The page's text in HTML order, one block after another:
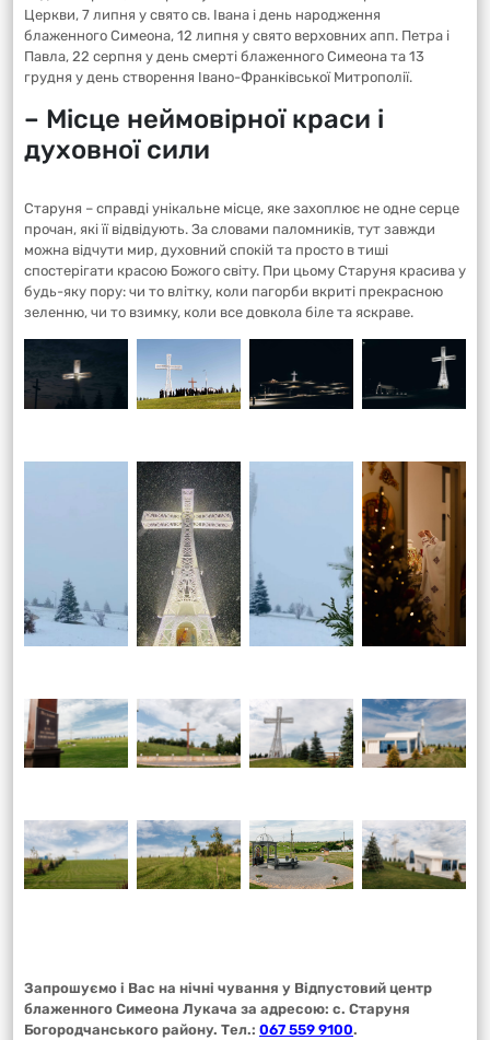
Церкви, 7 липня у свято св. Івана і день народження
блаженного Симеона, 12 липня у свято верховних апп. Петра і
Павла, 22 серпня у день смерті блаженного Симеона та 13
грудня у день створення Івано-Франківської Митрополії.
– Місце неймовірної краси і
духовної сили
Старуня – справді унікальне місце, яке захоплює не одне серце
прочан, які її відвідують. За словами паломників, тут завжди
можна відчути мир, духовний спокій та просто в тиші
спостерігати красою Божого світу. При цьому Старуня красива у
будь-яку пору: чи то влітку, коли пагорби вкриті прекрасною
зеленню, чи то взимку, коли все довкола біле та яскраве.
Запрошуємо і Вас на нічні чування у Відпустовий центр
блаженного Симеона Лукача за адресою: с. Старуня
Богородчанського району. Тел.: 067 559 9100.